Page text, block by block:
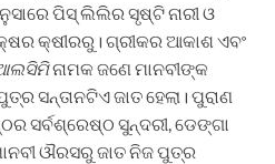
ପିସ୍ ଲିଲିର ସୃଷ୍ଟି ନାରୀ ଓ
କ୍ଷୀରରୁ। ଗ୍ରୀକର ଆକାଶ ଏବଂ
ନାମକ ଜଣେ ମାନବୀଙ୍କ
ସନ୍ତାନଟିଏ ଜାତ ହେଲା। ପୁରାଣ
ସର୍ବଶ୍ରେଷ୍ଠ ସୁନ୍ଦରୀ, ଡେଙ୍ଗା
ଔରସରୁ ଜାତ ନିଜ ପୁତ୍ର